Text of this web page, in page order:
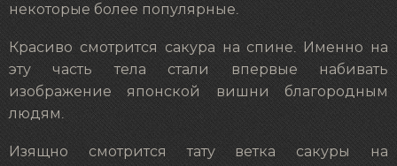
некоторые более популярные.
Красиво смотрится сакура на спине. Именно на
эту часть тела стали впервые набивать
изображение японской вишни благородным
людям.
Изящно смотрится тату ветка сакуры на